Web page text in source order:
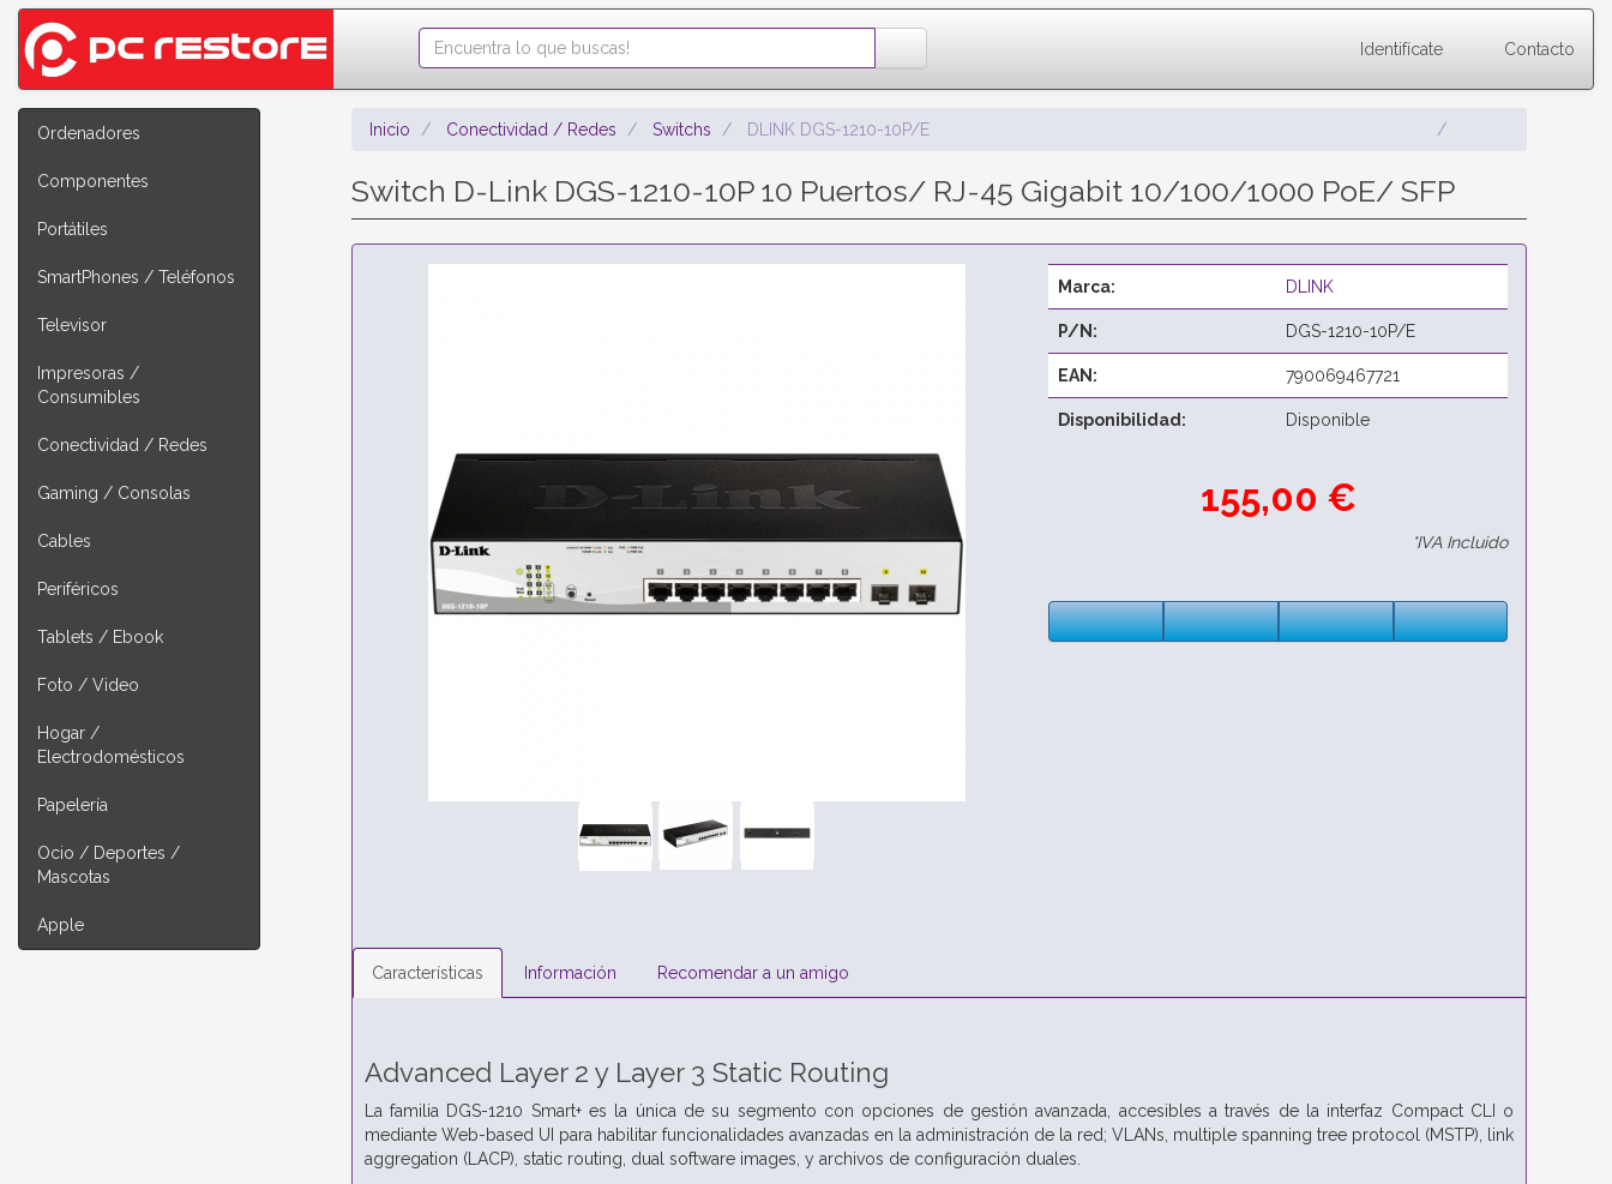
Identifícate Contacto
Ordenadores
Componentes
Portátiles
SmartPhones / Teléfonos
Televisor
Impresoras /
Consumibles
Conectividad / Redes
Gaming / Consolas
Cables
Periféricos
Tablets / Ebook
Foto / Video
Hogar /
Electrodomésticos
Papelería
Ocio / Deportes /
Mascotas
Apple
Inicio Conectividad / Redes Switchs DLINK DGS-1210-10P/E
Switch D-Link DGS-1210-10P 10 Puertos/ RJ-45 Gigabit 10/100/1000 PoE/ SFP
Marca: DLINK
P/N: DGS-1210-10P/E
EAN: 790069467721
Disponibilidad: Disponible
155,00 €
*IVA Incluido
Características Información Recomendar a un amigo
Advanced Layer 2 y Layer 3 Static Routing
La familia DGS-1210 Smart+ es la única de su segmento con opciones de gestión avanzada, accesibles a través de la interfaz Compact CLI o
mediante Web-based UI para habilitar funcionalidades avanzadas en la administración de la red; VLANs, multiple spanning tree protocol (MSTP), link
aggregation (LACP), static routing, dual software images, y archivos de configuración duales.